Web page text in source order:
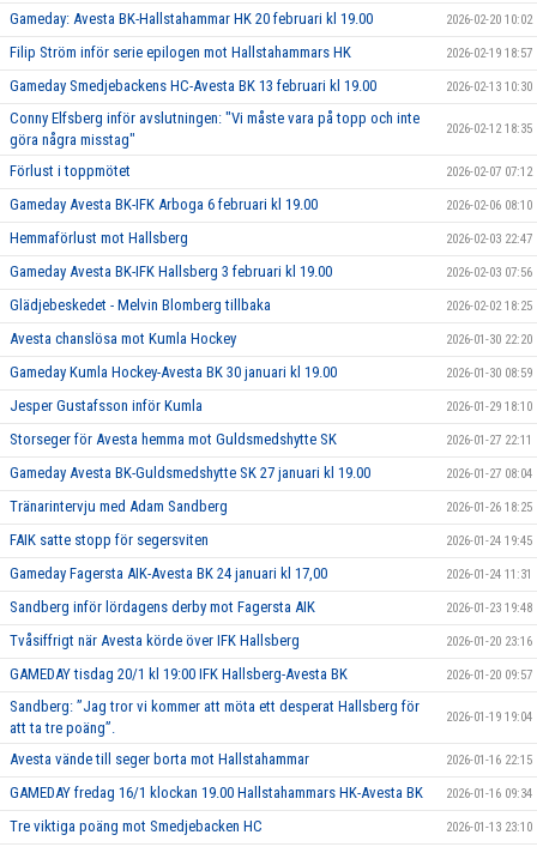
Gameday: Avesta BK-Hallstahammar HK 20 februari kl 19.00 2026-02-20 10:02
Filip Ström inför serie epilogen mot Hallstahammars HK 2026-02-19 18:57
Gameday Smedjebackens HC-Avesta BK 13 februari kl 19.00 2026-02-13 10:30
Conny Elfsberg inför avslutningen: "Vi måste vara på topp och inte
göra några misstag"
2026-02-12 18:35
Förlust i toppmötet 2026-02-07 07:12
Gameday Avesta BK-IFK Arboga 6 februari kl 19.00 2026-02-06 08:10
Hemmaförlust mot Hallsberg 2026-02-03 22:47
Gameday Avesta BK-IFK Hallsberg 3 februari kl 19.00 2026-02-03 07:56
Glädjebeskedet - Melvin Blomberg tillbaka 2026-02-02 18:25
Avesta chanslösa mot Kumla Hockey 2026-01-30 22:20
Gameday Kumla Hockey-Avesta BK 30 januari kl 19.00 2026-01-30 08:59
Jesper Gustafsson inför Kumla 2026-01-29 18:10
Storseger för Avesta hemma mot Guldsmedshytte SK 2026-01-27 22:11
Gameday Avesta BK-Guldsmedshytte SK 27 januari kl 19.00 2026-01-27 08:04
Tränarintervju med Adam Sandberg 2026-01-26 18:25
FAIK satte stopp för segersviten 2026-01-24 19:45
Gameday Fagersta AIK-Avesta BK 24 januari kl 17,00 2026-01-24 11:31
Sandberg inför lördagens derby mot Fagersta AIK 2026-01-23 19:48
Tvåsiffrigt när Avesta körde över IFK Hallsberg 2026-01-20 23:16
GAMEDAY tisdag 20/1 kl 19:00 IFK Hallsberg-Avesta BK 2026-01-20 09:57
Sandberg: ”Jag tror vi kommer att möta ett desperat Hallsberg för
att ta tre poäng”.
2026-01-19 19:04
Avesta vände till seger borta mot Hallstahammar 2026-01-16 22:15
GAMEDAY fredag 16/1 klockan 19.00 Hallstahammars HK-Avesta BK 2026-01-16 09:34
Tre viktiga poäng mot Smedjebacken HC 2026-01-13 23:10